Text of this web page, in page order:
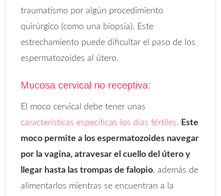
traumatismo por algún procedimiento
quirúrgico (como una biopsia). Este
estrechamiento puede dificultar el paso de los
espermatozoides al útero.
Mucosa cervical no receptiva:
El moco cervical debe tener unas
características específicas los días fértiles. Este
moco permite a los espermatozoides navegar
por la vagina, atravesar el cuello del útero y
llegar hasta las trompas de falopio, además de
alimentarlos mientras se encuentran a la